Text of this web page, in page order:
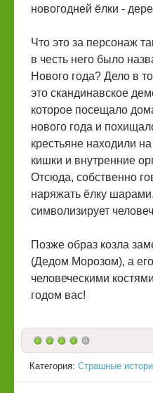
новогодней ёлки -
Что это за персонаж
в честь него было
Нового года? Дело в
это скандинавское
которое посещало
нового года и
крестьяне находили
кишки и внутренние
Отсюда, собственно
наряжать ёлку
символизирует
Позже образ козла
(Дедом Морозом), а
человеческими
годом вас!
Категория: Страшные